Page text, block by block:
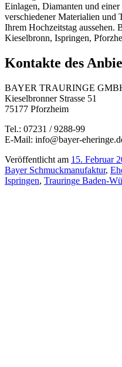
Einlagen, Diamanten und
verschiedener Materialien und
Ihrem Hochzeitstag aussehen.
Kieselbronn, Ispringen,
Kontakte des
BAYER TRAURINGE
Kieselbronner Strasse 51
75177 Pforzheim
Tel.: 07231 / 9288-99
E-Mail: info@bayer-
Veröffentlicht am 15. Februar
Bayer Schmuckmanufaktur,
Ispringen, Trauringe Baden-